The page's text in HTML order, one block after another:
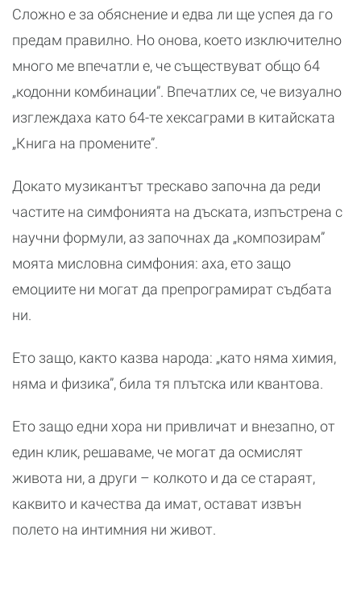
Сложно е за обяснение и едва ли ще успея да го
предам правилно. Но онова, което изключително
много ме впечатли е, че съществуват общо 64
„кодонни комбинации”. Впечатлих се, че визуално
изглеждаха като 64-те хексаграми в китайската
„Книга на промените”.
Докато музикантът трескаво започна да реди
частите на симфонията на дъската, изпъстрена с
научни формули, аз започнах да „композирам”
моята мисловна симфония: аха, ето защо
емоциите ни могат да препрограмират съдбата
ни.
Ето защо, както казва народа: „като няма химия,
няма и физика”, била тя плътска или квантова.
Ето защо едни хора ни привличат и внезапно, от
един клик, решаваме, че могат да осмислят
живота ни, а други – колкото и да се стараят,
каквито и качества да имат, остават извън
полето на интимния ни живот.